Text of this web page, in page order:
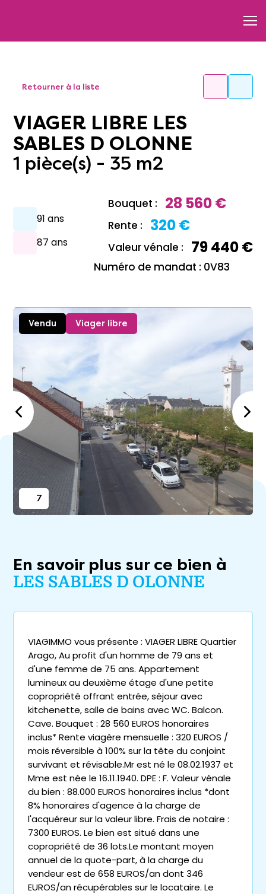
Retourner à la liste
VIAGER LIBRE LES
SABLES D OLONNE
1 pièce(s) - 35 m2
91 ans
87 ans
Bouquet : 28 560 €
Rente : 320 €
Valeur vénale : 79 440 €
Numéro de mandat : 0V83
Vendu Viager libre
7
En savoir plus sur ce bien à
LES SABLES D OLONNE
VIAGIMMO vous présente : VIAGER LIBRE Quartier
Arago, Au profit d'un homme de 79 ans et
d'une femme de 75 ans. Appartement
lumineux au deuxième étage d'une petite
copropriété offrant entrée, séjour avec
kitchenette, salle de bains avec WC. Balcon.
Cave. Bouquet : 28 560 EUROS honoraires
inclus* Rente viagère mensuelle : 320 EUROS /
mois réversible à 100% sur la tête du conjoint
survivant et révisable.Mr est né le 08.02.1937 et
Mme est née le 16.11.1940. DPE : F. Valeur vénale
du bien : 88.000 EUROS honoraires inclus *dont
8% honoraires d'agence à la charge de
l'acquéreur sur la valeur libre. Frais de notaire :
7300 EUROS. Le bien est situé dans une
copropriété de 36 lots.Le montant moyen
annuel de la quote-part, à la charge du
vendeur est de 658 EUROS/an dont 346
EUROS/an récupérables sur le locataire. Le